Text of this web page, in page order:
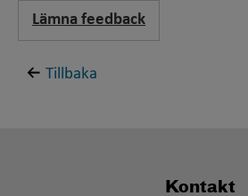
Lämna feedback
Tillbaka
Kontakt